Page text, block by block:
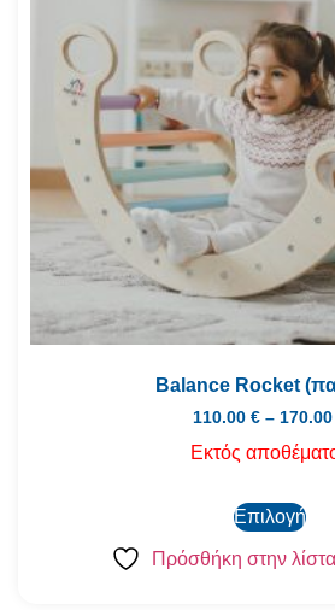
Balance Rocket
110.00 € – 170.00
Εκτός
Επιλογή
Πρόσθήκη στην